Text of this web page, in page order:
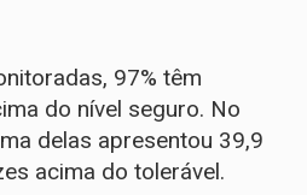
97% têm
do nível seguro. No
delas apresentou 39,9
acima do tolerável.